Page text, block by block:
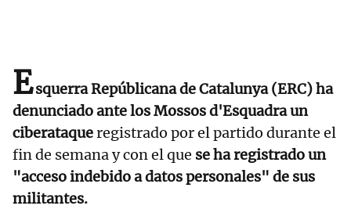
Esquerra Repúblicana de Catalunya (ERC) ha
denunciado ante los Mossos d'Esquadra un
ciberataqueregistrado por el partido durante el
fin de semana y con el que se ha registrado un
"acceso indebido a datos personales" de sus
militantes.